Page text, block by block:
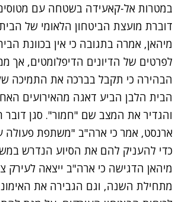
במטרות אל-קאעידה בשטחה עם
דוברת מועצת הביטחון הלאומי של
מיהאן, אמרה בתגובה כי אין בכוונת
לפרטים של הדיונים הדיפלומטים, אך
הבהירה כי תקבל בברכה את התמיכה
הבית הלבן הביע דאגה מהאירועים
והגדיר את המצב שם "חמור". סגן דובר
ארנסט, אמר כי ארה"ב "משתפת פעולה
כדי להעניק להם את הסיוע הנדרש
מיהאן הדגישה כי ארה"ב ייצאה לעירק
מתחילת השנה, וגם הגבירה את